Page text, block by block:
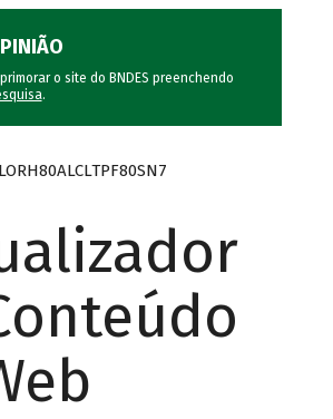
o site do BNDES preenchendo
.